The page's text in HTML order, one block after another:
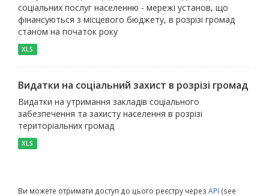
соціальних послуг населенню - мережі установ, що
фінансуються з місцевого бюджету, в розрізі громад
станом на початок року
XLS
Видатки на соціальний захист в розрізі громад
Видатки на утримання закладів соціального
забезпечення та захисту населення в розрізі
територіальних громад
XLS
Ви можете отримати доступ до цього реєстру через API (see